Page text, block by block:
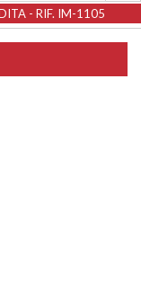
- RIF. IM-1105